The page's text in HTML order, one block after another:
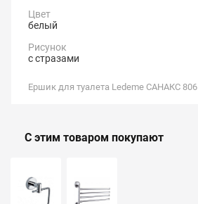
Цвет
белый
Рисунок
с стразами
Ершик для туалета Ledeme САНАКС 806
С этим товаром покупают